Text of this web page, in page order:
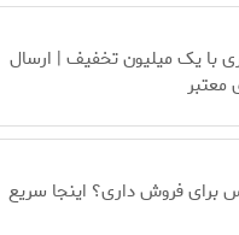
با یک میلیون تخفیف | ارسال
معتبر
برای فروش داری؟ اینجا سریع